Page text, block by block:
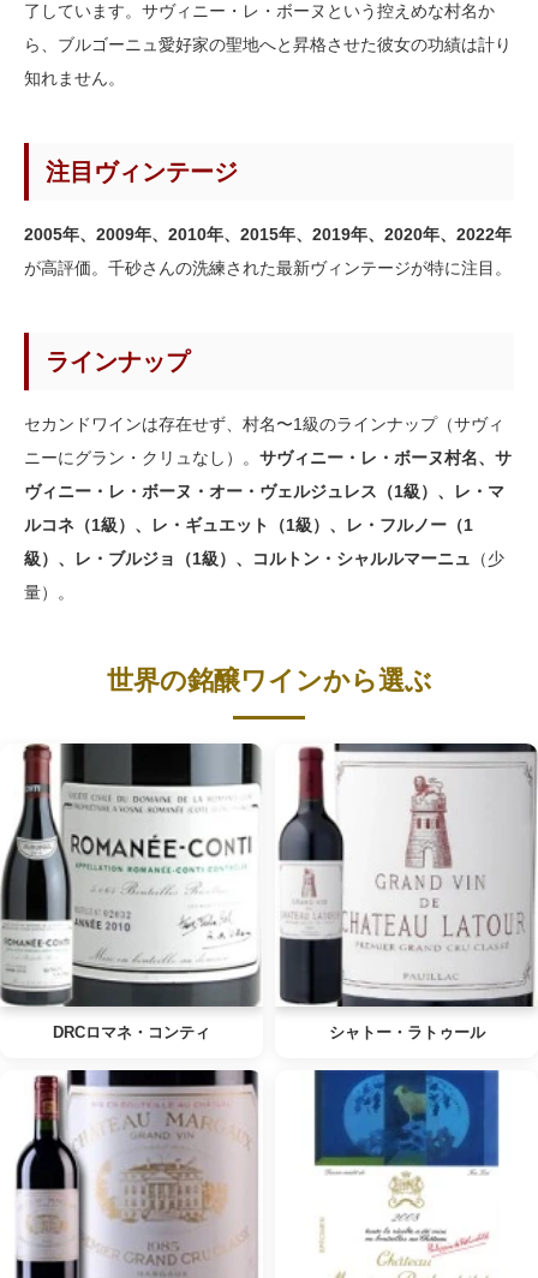
了しています。サヴィニー・レ・ボーヌという控えめな村名か
ら、ブルゴーニュ愛好家の聖地へと昇格させた彼女の功績は計り
知れません。
注目ヴィンテージ
2005年、2009年、2010年、2015年、2019年、2020年、2022年
が高評価。千砂さんの洗練された最新ヴィンテージが特に注目。
ラインナップ
セカンドワインは存在せず、村名〜1級のラインナップ（サヴィ
ニーにグラン・クリュなし）。 サヴィニー・レ・ボーヌ村名、サ
ヴィニー・レ・ボーヌ・オー・ヴェルジュレス（1級）、レ・マ
ルコネ（1級）、レ・ギュエット（1級）、レ・フルノー（1
級）、レ・ブルジョ（1級）、コルトン・シャルルマーニュ
（少
量）。
世界の銘醸ワインから選ぶ
DRCロマネ・コンティ シャトー・ラトゥール